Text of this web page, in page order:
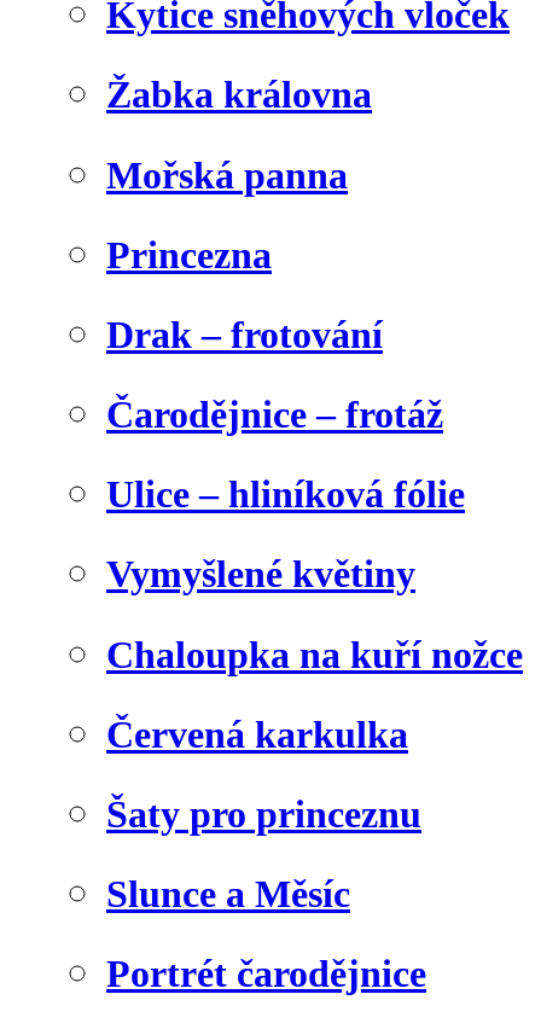
Kytice sněhových vloček
Žabka královna
Mořská panna
Princezna
Drak – frotování
Čarodějnice – frotáž
Ulice – hliníková fólie
Vymyšlené květiny
Chaloupka na kuří nožce
Červená karkulka
Šaty pro princeznu
Slunce a Měsíc
Portrét čarodějnice